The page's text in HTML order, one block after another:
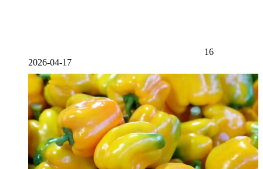
16
2026-04-17